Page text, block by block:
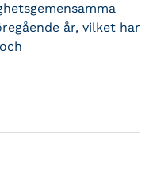
år, vilket har